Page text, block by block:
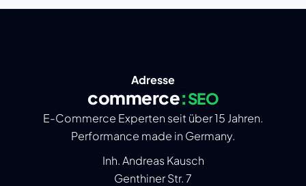
Adresse
commerce:SEO
E-Commerce Experten seit über 15 Jahren.
Performance made in Germany.
Inh. Andreas Kausch
Genthiner Str. 7